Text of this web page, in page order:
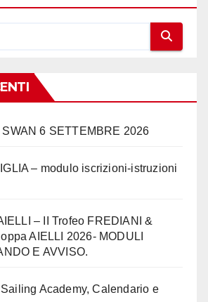
6 SETTEMBRE 2026
– modulo iscrizioni-istruzioni
– II Trofeo FREDIANI &
AIELLI 2026- MODULI
E AVVISO.
Academy, Calendario e